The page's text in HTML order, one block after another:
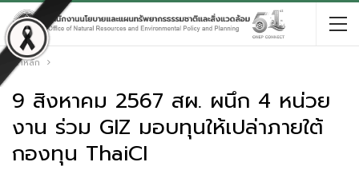
หน้าหลัก
9 สิงหาคม 2567 สผ. ผนึก 4 หน่วย
งาน ร่วม GIZ มอบทุนให้เปล่าภายใต้
กองทุน ThaiCI